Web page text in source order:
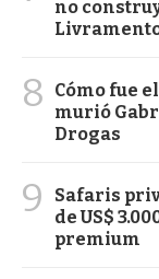
no
8
Cómo fue
murió
Drogas
9
Safaris
de US$
premium